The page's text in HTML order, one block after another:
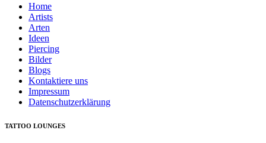
Home
Artists
Arten
Ideen
Piercing
Bilder
Blogs
Kontaktiere uns
Impressum
Datenschutzerklärung
TATTOO LOUNGES